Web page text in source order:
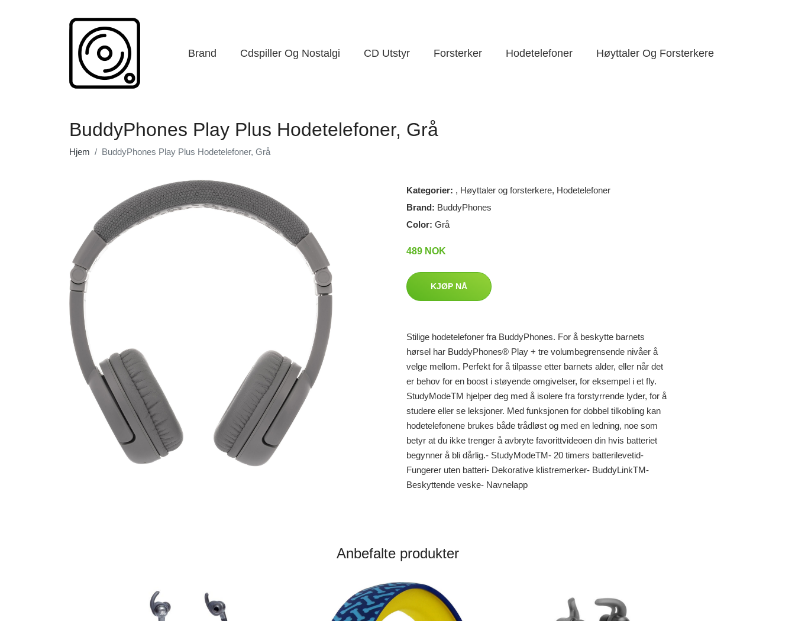
Brand Cdspiller Og Nostalgi CD Utstyr Forsterker Hodetelefoner Høyttaler Og Forsterkere
BuddyPhones Play Plus Hodetelefoner, Grå
Hjem BuddyPhones Play Plus Hodetelefoner, Grå
Kategorier: , Høyttaler og forsterkere, Hodetelefoner
Brand: BuddyPhones
Color: Grå
489 NOK
KJØP NÅ
Stilige hodetelefoner fra BuddyPhones. For å beskytte barnets
hørsel har BuddyPhones® Play + tre volumbegrensende nivåer å
velge mellom. Perfekt for å tilpasse etter barnets alder, eller når det
er behov for en boost i støyende omgivelser, for eksempel i et fly.
StudyModeTM hjelper deg med å isolere fra forstyrrende lyder, for å
studere eller se leksjoner. Med funksjonen for dobbel tilkobling kan
hodetelefonene brukes både trådløst og med en ledning, noe som
betyr at du ikke trenger å avbryte favorittvideoen din hvis batteriet
begynner å bli dårlig.- StudyModeTM- 20 timers batterilevetid-
Fungerer uten batteri- Dekorative klistremerker- BuddyLinkTM-
Beskyttende veske- Navnelapp
Anbefalte produkter